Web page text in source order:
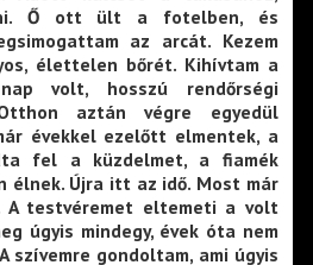
Ő ott ült a fotelben, és
az arcát. Kezem
élettelen bőrét. Kihívtam a
volt, hosszú rendőrségi
aztán végre egyedül
évekkel ezelőtt elmentek, a
fel a küzdelmet, a fiamék
élnek. Újra itt az idő. Most már
A testvéremet eltemeti a volt
úgyis mindegy, évek óta nem
szívemre gondoltam, ami úgyis